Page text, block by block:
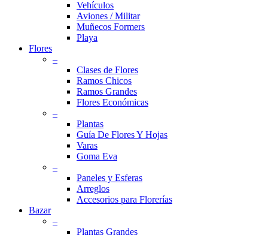
Vehículos
Aviones / Militar
Muñecos Formers
Playa
Flores
–
Clases de Flores
Ramos Chicos
Ramos Grandes
Flores Económicas
–
Plantas
Guía De Flores Y Hojas
Varas
Goma Eva
–
Paneles y Esferas
Arreglos
Accesorios para Florerías
Bazar
–
Plantas Grandes